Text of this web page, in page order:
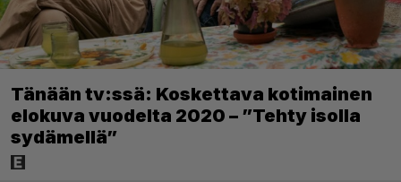
Tänään tv:ssä: Koskettava kotimainen
elokuva vuodelta 2020 – ”Tehty isolla
sydämellä”